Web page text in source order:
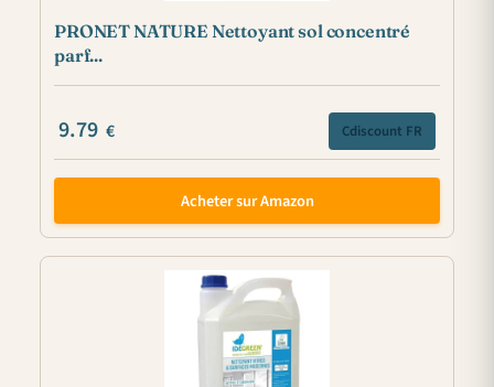
PRONET NATURE Nettoyant sol concentré
parf...
9.79 € Cdiscount FR
Acheter sur Amazon